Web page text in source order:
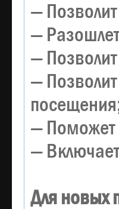
—
—
—
—
— Поможет
—
Для новых